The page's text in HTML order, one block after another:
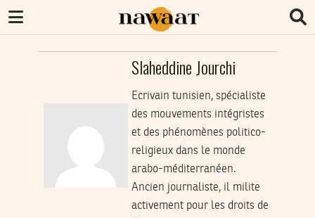
Slaheddine Jourchi
Ecrivain tunisien, spécialiste
des mouvements intégristes
et des phénomènes politico-
religieux dans le monde
arabo-méditerranéen.
Ancien journaliste, il milite
activement pour les droits de